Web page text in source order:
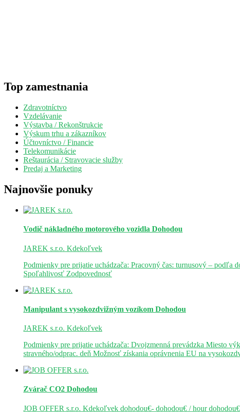
Top zamestnania
Zdravotníctvo
Vzdelávanie
Výstavba / Rekonštrukcie
Výskum trhu a zákazníkov
Účtovníctvo / Financie
Telekomunikácie
Reštaurácia / Stravovacie služby
Predaj a Marketing
Najnovšie ponuky
Vodič nákladného motorového vozidla Dohodou
JAREK s.r.o. Kdekoľvek
Podmienky pre prijatie uchádzača: Pracovný čas: turnusový –
Spoľahlivosť Zodpovednosť
Manipulant s vysokozdvižným vozíkom Dohodou
JAREK s.r.o. Kdekoľvek
Podmienky pre prijatie uchádzača: Dvojzmenná prevádzka Miesto
stravného/odprac. deň Možnosť získania oprávnenia EU na
Zvárač CO2 Dohodou
JOB OFFER s.r.o. Kdekoľvek dohodou€- dohodou€ / hourdohodou€